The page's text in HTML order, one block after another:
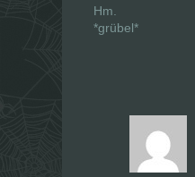
Hm.
*grübel*